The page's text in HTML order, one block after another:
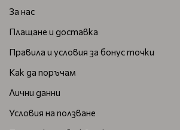
За нас
Плащане и доставка
Правила и условия за бонус точки
Как да поръчам
Лични данни
Условия на ползване